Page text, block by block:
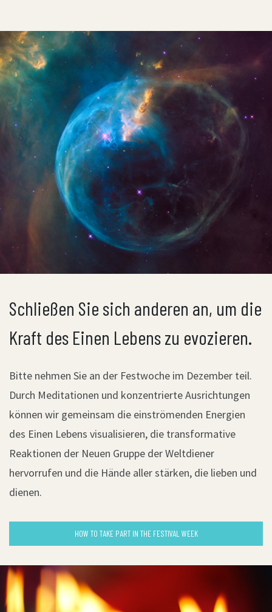
Schließen Sie sich anderen an, um die
Kraft des Einen Lebens zu evozieren.
Bitte nehmen Sie an der Festwoche im Dezember teil.
Durch Meditationen und konzentrierte Ausrichtungen
können wir gemeinsam die einströmenden Energien
des Einen Lebens visualisieren, die transformative
Reaktionen der Neuen Gruppe der Weltdiener
hervorrufen und die Hände aller stärken, die lieben und
dienen.
HOW TO TAKE PART IN THE FESTIVAL WEEK